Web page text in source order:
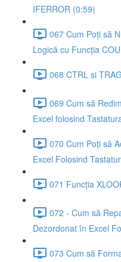
IFERROR (0:59)
067 Cum Poți să
Logică cu Funcția
068 CTRL si
069 Cum să
Excel folosind
070 Cum Poți să
Excel Folosind
071 Funcția
072 - Cum să
Dezordonat în Excel
073 Cum să